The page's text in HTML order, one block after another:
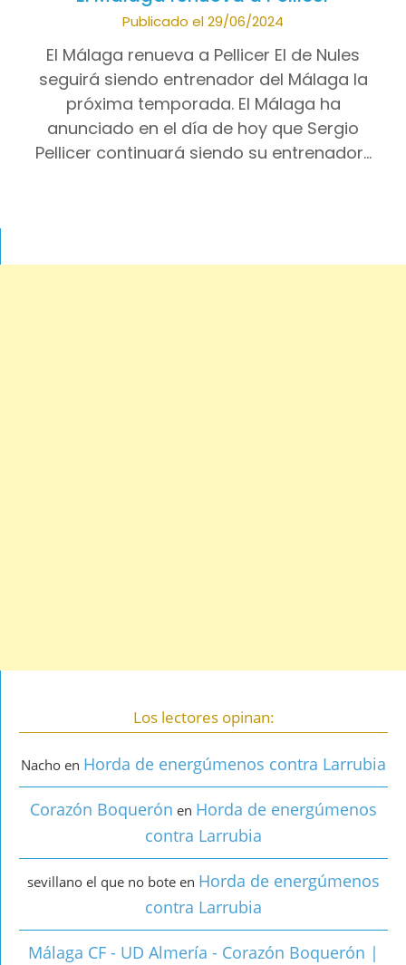
Publicado el 29/06/2024
El Málaga renueva a Pellicer El de Nules
seguirá siendo entrenador del Málaga la
próxima temporada. El Málaga ha
anunciado en el día de hoy que Sergio
Pellicer continuará siendo su entrenador…
Los lectores opinan:
Nacho en Horda de energúmenos contra Larrubia
Corazón Boquerón en Horda de energúmenos
contra Larrubia
sevillano el que no bote en Horda de energúmenos
contra Larrubia
Málaga CF - UD Almería - Corazón Boquerón |